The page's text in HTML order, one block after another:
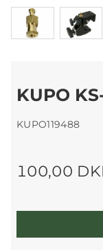
KUPO
KUPO119488
100,00